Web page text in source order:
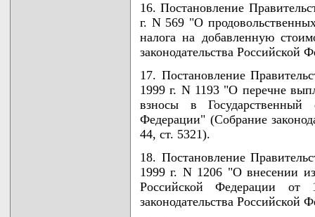
16. Постановление
г. N 569 "О
налога на добавленную
законодательства Российской
17. Постановление
1999 г. N 1193 "О перечне
взносы в Государственный
Федерации" (Собрание
44, ст. 5321).
18. Постановление
1999 г. N 1206 "О внесении
Российской Федерации
законодательства Российской